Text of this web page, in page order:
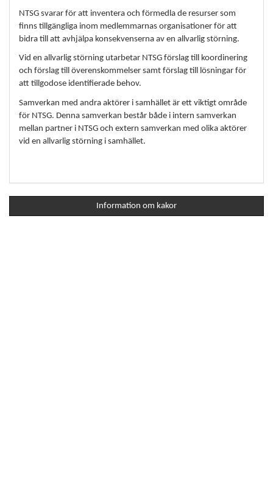
NTSG svarar för att inventera och förmedla de resurser som
finns tillgängliga inom medlemmarnas organisationer för att
bidra till att avhjälpa konsekvenserna av en allvarlig störning.
Vid en allvarlig störning utarbetar NTSG förslag till koordinering
och förslag till överenskommelser samt förslag till lösningar för
att tillgodose identifierade behov.
Samverkan med andra aktörer i samhället är ett viktigt område
för NTSG. Denna samverkan består både i intern samverkan
mellan partner i NTSG och extern samverkan med olika aktörer
vid en allvarlig störning i samhället.
Information om kakor